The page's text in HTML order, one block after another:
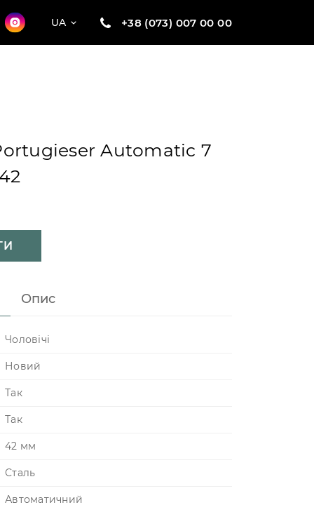
UA +38 (073) 007 00 00
Automatic 7
Опис
Чоловічі
Новий
Так
Так
42 мм
Сталь
Автоматичний